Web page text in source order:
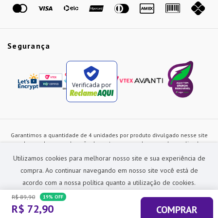
Utilizamos cookies para melhorar nosso site e sua experiência de
compra. Ao continuar navegando em nosso site você está de
acordo com a nossa política quanto a utilização de cookies.
R$ 89,90 19% OFF
R$ 72,90 COMPRAR
Segurança
Verificada por
Garantimos a quantidade de 4 unidades por produto divulgado nesse site
ou de acordo com a duração dos estoques, sendo as vendas realizadas
alterados a qualquer instante sem prévia comunicação e são exclusivos
para a loja virtual, não restando nenhuma obrigação de prática similar nas
lojas físicas da rede Preçolandia. Todas as imagens dos produtos são
meramente ilustrativas.
Preçolandia Comercial Ltda CNPJ: 62.270.186/0011-28
sac@precolandia.com.br - (11) 5445-1010